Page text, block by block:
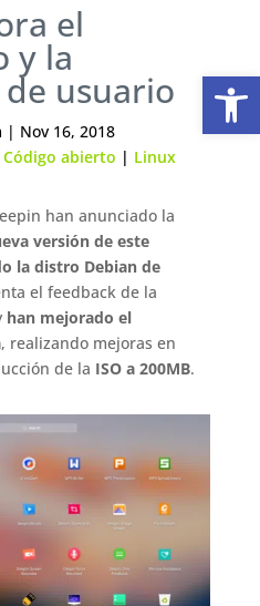
el
y la
usuario
| Nov 16, 2018
Código abierto | Linux
han anunciado la
versión de este
la distro Debian de
el feedback de la
han mejorado el
, realizando mejoras en
de la ISO a 200MB.